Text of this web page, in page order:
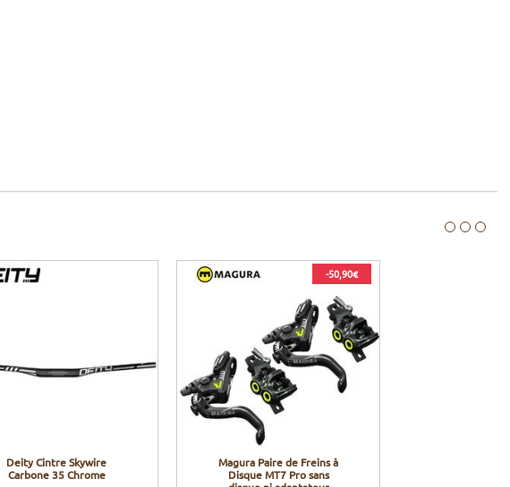
Deity Cintre Skywire
Carbone 35 Chrome
-50,90€
Magura Paire de Freins à
Disque MT7 Pro sans